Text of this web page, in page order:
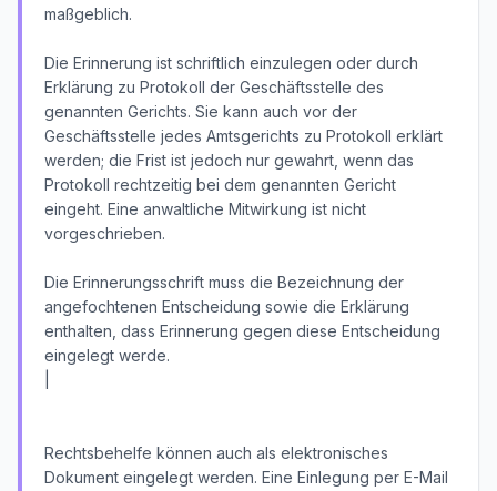
maßgeblich.
Die Erinnerung ist schriftlich einzulegen oder durch
Erklärung zu Protokoll der Geschäftsstelle des
genannten Gerichts. Sie kann auch vor der
Geschäftsstelle jedes Amtsgerichts zu Protokoll erklärt
werden; die Frist ist jedoch nur gewahrt, wenn das
Protokoll rechtzeitig bei dem genannten Gericht
eingeht. Eine anwaltliche Mitwirkung ist nicht
vorgeschrieben.
Die Erinnerungsschrift muss die Bezeichnung der
angefochtenen Entscheidung sowie die Erklärung
enthalten, dass Erinnerung gegen diese Entscheidung
eingelegt werde.
Rechtsbehelfe können auch als elektronisches
Dokument eingelegt werden. Eine Einlegung per E-Mail